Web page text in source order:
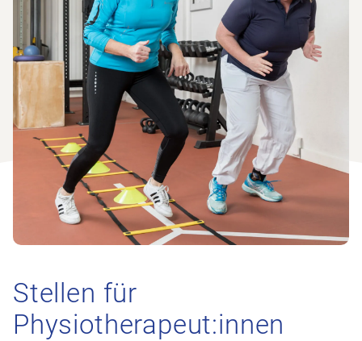
Stellen für
Physiotherapeut:innen